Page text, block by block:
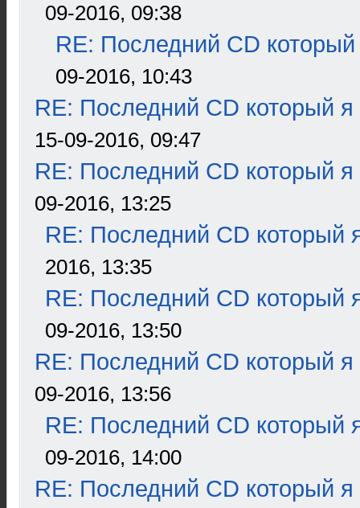
09-2016, 09:38
RE: Последний CD который
09-2016, 10:43
RE: Последний CD который я
15-09-2016, 09:47
RE: Последний CD который я
09-2016, 13:25
RE: Последний CD который
2016, 13:35
RE: Последний CD который
09-2016, 13:50
RE: Последний CD который я
09-2016, 13:56
RE: Последний CD который
09-2016, 14:00
RE: Последний CD который я